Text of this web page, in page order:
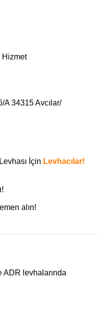
Hizmet
34315 Avcılar/
İçin Levhacılar!
alın!
ADR levhalarında